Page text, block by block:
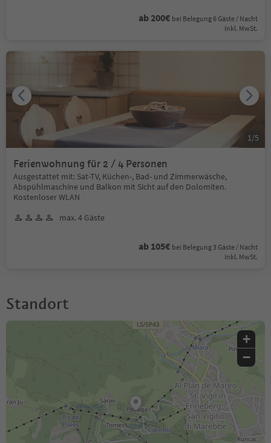
ab 200€ bei Belegung 6 Gäste / Nacht
Inkl. MwSt.
Ferienwohnung für 2 / 4 Personen
Ausgestattet mit: Sat-TV, Küchen-, Bad- und Zimmerwäsche,
Abspühlmaschine und Balkon mit Sicht auf den Dolomiten.
Kostenloser WLAN
max. 4 Gäste
ab 105€ bei Belegung 3 Gäste / Nacht
Inkl. MwSt.
1 /5
Standort
+
−